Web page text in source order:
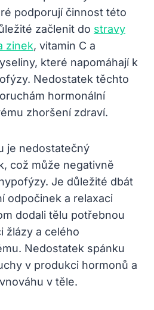
podporují činnost této
začlenit do stravy
zinek, vitamin C a
které napomáhají k
Nedostatek těchto
hormonální
zhoršení zdraví.
je nedostatečný
což může negativně
Je důležité dbát
odpočinek a relaxaci
dodali tělu potřebnou
žlázy a celého
Nedostatek spánku
v produkci hormonů a
v těle.